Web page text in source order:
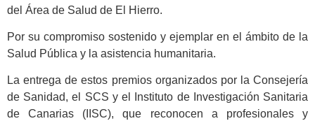
del Área de Salud de El Hierro.
Por su compromiso sostenido y ejemplar en el ámbito de la
Salud Pública y la asistencia humanitaria.
La entrega de estos premios organizados por la Consejería
de Sanidad, el SCS y el Instituto de Investigación Sanitaria
de Canarias (IISC), que reconocen a profesionales y